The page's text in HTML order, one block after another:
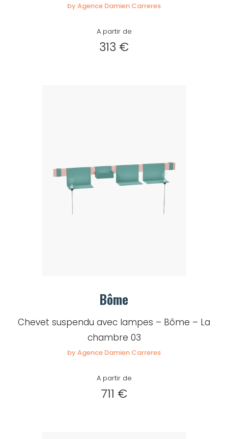
by Agence Damien Carreres
A partir de
313 €
Bôme
Chevet suspendu avec lampes – Bôme – La
chambre 03
by Agence Damien Carreres
A partir de
711 €